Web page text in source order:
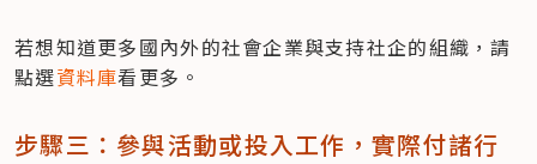
若想知道更多國內外的社會企業與支持社企的組織，請
點選資料庫看更多。
步驟三：參與活動或投入工作，實際付諸行